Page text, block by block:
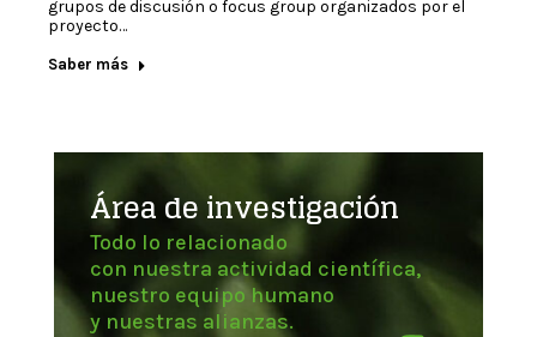
grupos de discusión o focus group organizados por el
proyecto…
Saber más
Área de investigación
Todo lo relacionado
con nuestra actividad científica,
nuestro equipo humano
y nuestras alianzas.